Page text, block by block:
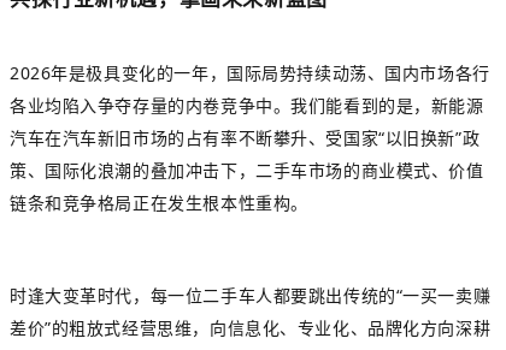
2026年是极具变化的一年，国际局势持续动荡、国内市场各行
各业均陷入争夺存量的内卷竞争中。我们能看到的是，新能源
汽车在汽车新旧市场的占有率不断攀升、受国家“以旧换新”政
策、国际化浪潮的叠加冲击下，二手车市场的商业模式、价值
链条和竞争格局正在发生根本性重构。
时逢大变革时代，每一位二手车人都要跳出传统的“一买一卖赚
差价”的粗放式经营思维，向信息化、专业化、品牌化方向深耕